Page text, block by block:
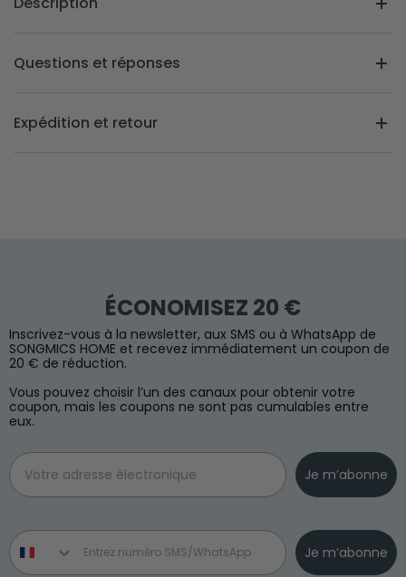
Questions et réponses
Expédition et retour
ÉCONOMISEZ 20 €
Inscrivez-vous à la newsletter, aux SMS ou à WhatsApp de
SONGMICS HOME et recevez immédiatement un coupon de
20 € de réduction.
Vous pouvez choisir l’un des canaux pour obtenir votre
coupon, mais les coupons ne sont pas cumulables entre
eux.
Email
Je m’abonne
Phone number
Je m’abonne